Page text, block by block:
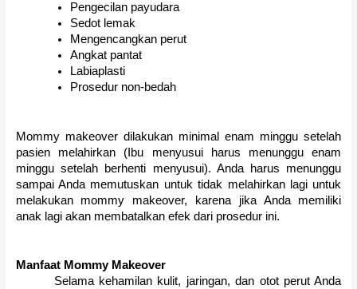
Pengecilan payudara
Sedot lemak
Mengencangkan perut
Angkat pantat
Labiaplasti
Prosedur non-bedah
Mommy makeover dilakukan minimal enam minggu setelah
pasien melahirkan (Ibu menyusui harus menunggu enam
minggu setelah berhenti menyusui). Anda harus menunggu
sampai Anda memutuskan untuk tidak melahirkan lagi untuk
melakukan mommy makeover, karena jika Anda memiliki
anak lagi akan membatalkan efek dari prosedur ini.
Manfaat Mommy Makeover
Selama kehamilan kulit, jaringan, dan otot perut Anda